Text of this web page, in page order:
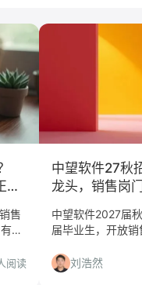
会计学
但
售
转
阅读
中望软件27秋
龙头，销售岗
中望软件2027届
届毕业生，开放
文分析哪些人适
并给出投递建议。
刘浩然